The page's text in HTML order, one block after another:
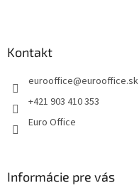
Kontakt
eurooffice@eurooffice.sk
+421 903 410 353
Euro Office
Informácie pre vás